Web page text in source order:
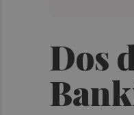
Dos